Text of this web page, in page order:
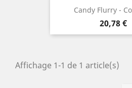
Candy Flurry -
Prix
20,78 €
Affichage 1-1 de 1 article(s)